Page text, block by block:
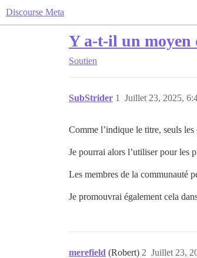
Discourse Meta
Y a-t-il un moyen
Soutien
SubStrider Juillet 23, 2025,
1
Comme l’indique le titre, seuls
Je pourrai alors l’utiliser pour les
Les membres de la communauté
Je promouvrai également cela
merefield (Robert) Juillet 23,
2